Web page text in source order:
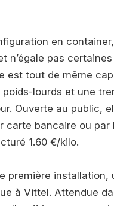
en
n’égale pas
est tout de même
poids-lourds et une
Ouverte au public,
carte bancaire ou par
1.60 €/kilo.
première installation,
à Vittel. Attendue